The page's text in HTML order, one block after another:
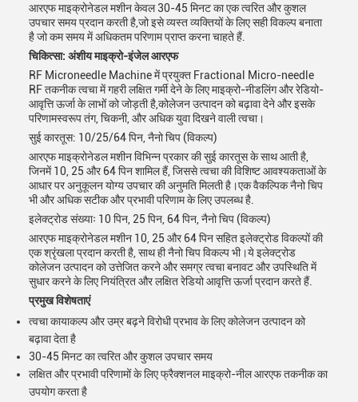
आरएफ माइक्रोनेडल मशीन केवल 30-45 मिनट का एक त्वरित और कुशल
उपचार समय प्रदान करती है,जो इसे व्यस्त व्यक्तियों के लिए सही विकल्प बनाता
है जो कम समय में अधिकतम परिणाम प्राप्त करना चाहते हैं.
चिकित्सा: अंशीय माइक्रो-इंजेल आरएफ
RF Microneedle Machine में प्रयुक्त Fractional Micro-needle
RF तकनीक त्वचा में गहरी लक्षित गर्मी देने के लिए माइक्रो-नीडलिंग और रेडियो-
आवृत्ति ऊर्जा के लाभों को जोड़ती है,कोलेजन उत्पादन को बढ़ावा देने और इसके
परिणामस्वरूप तंग, चिकनी, और अधिक युवा दिखने वाली त्वचा।
सुई कारतूस: 10/25/64 पिन, नैनो चिप (विकल्प)
आरएफ माइक्रोनेडल मशीन विभिन्न प्रकार की सुई कारतूस के साथ आती है,
जिनमें 10, 25 और 64 पिन शामिल हैं, जिससे त्वचा की विशिष्ट आवश्यकताओं के
आधार पर अनुकूलन योग्य उपचार की अनुमति मिलती है।एक वैकल्पिक नैनो चिप
भी और अधिक सटीक और प्रभावी परिणाम के लिए उपलब्ध है.
इलेक्ट्रोड संख्याः 10 पिन, 25 पिन, 64 पिन, नैनो चिप (विकल्प)
आरएफ माइक्रोनेडल मशीन 10, 25 और 64 पिन सहित इलेक्ट्रोड विकल्पों की
एक श्रृंखला प्रदान करती है, साथ ही नैनो चिप विकल्प भी।ये इलेक्ट्रोड
कोलेजन उत्पादन को उत्तेजित करने और समग्र त्वचा बनावट और उपस्थिति में
सुधार करने के लिए नियंत्रित और लक्षित रेडियो आवृत्ति ऊर्जा प्रदान करते हैं.
प्रमुख विशेषताएं
त्वचा कायाकल्प और उम्र बढ़ने विरोधी प्रभाव के लिए कोलेजन उत्पादन को
बढ़ावा देता है
30-45 मिनट का त्वरित और कुशल उपचार समय
लक्षित और प्रभावी परिणामों के लिए फ्रैक्शनल माइक्रो-नील आरएफ तकनीक का
उपयोग करता है